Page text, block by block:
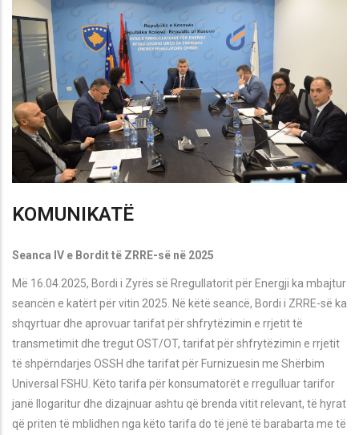
KOMUNIKATË
Seanca IV e Bordit të ZRRE-së në 2025
Më 16.04.2025, Bordi i Zyrës së Rregullatorit për Energji ka mbajtur
seancën e katërt për vitin 2025. Në këtë seancë, Bordi i ZRRE-së ka
shqyrtuar dhe aprovuar tarifat për shfrytëzimin e rrjetit të
transmetimit dhe tregut OST/OT, tarifat për shfrytëzimin e rrjetit
të shpërndarjes OSSH dhe tarifat për Furnizuesin me Shërbim
Universal FSHU. Këto tarifa për konsumatorët e rregulluar tarifor
janë llogaritur dhe dizajnuar ashtu që brenda vitit relevant, të hyrat
që priten të mblidhen nga këto tarifa do të jenë të barabarta me të